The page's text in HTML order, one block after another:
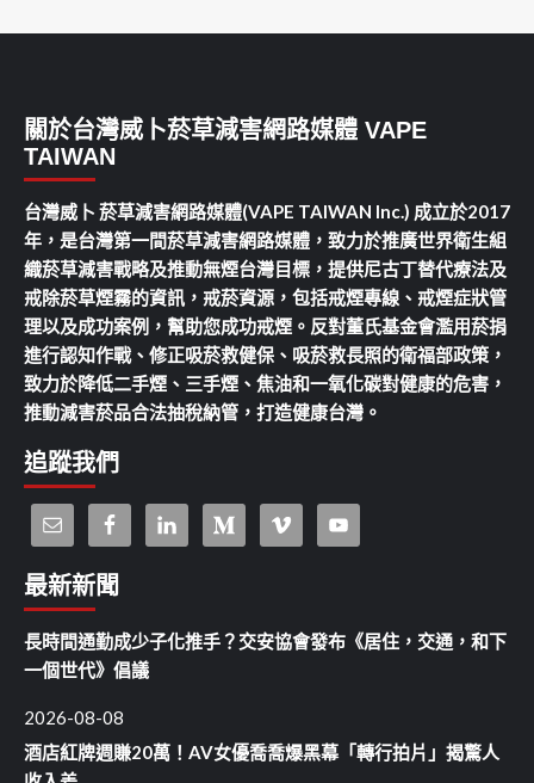
關於台灣威卜菸草減害網路媒體 VAPE
TAIWAN
台灣威卜 菸草減害網路媒體(VAPE TAIWAN Inc.) 成立於2017
年，是台灣第一間菸草減害網路媒體，致力於推廣世界衛生組
織菸草減害戰略及推動無煙台灣目標，提供尼古丁替代療法及
戒除菸草煙霧的資訊，戒菸資源，包括戒煙專線、戒煙症狀管
理以及成功案例，幫助您成功戒煙。反對董氏基金會濫用菸捐
進行認知作戰、修正吸菸救健保、吸菸救長照的衛福部政策，
致力於降低二手煙、三手煙、焦油和一氧化碳對健康的危害，
推動減害菸品合法抽稅納管，打造健康台灣。
追蹤我們
最新新聞
長時間通勤成少子化推手？交安協會發布《居住，交通，和下
一個世代》倡議
2026-08-08
酒店紅牌週賺20萬！AV女優喬喬爆黑幕「轉行拍片」揭驚人